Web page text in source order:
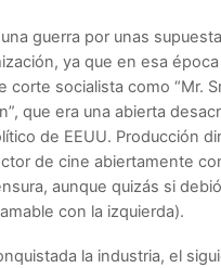
guerra por unas
ya que en esa
corte socialista como “Mr.
que era una abierta
de EEUU. Producción
de cine abiertamente
aunque quizás si
con la izquierda).
la industria, el